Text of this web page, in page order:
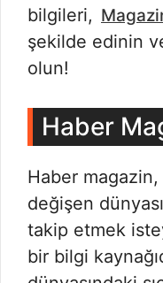
bilgileri,
şekilde edinin
olun!
Haber
Haber magazin,
değişen
takip etmek
bir bilgi